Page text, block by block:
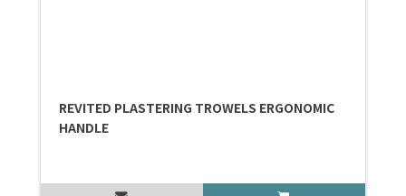
REVITED PLASTERING TROWELS ERGONOMIC
HANDLE